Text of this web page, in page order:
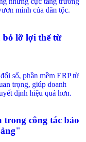
mình của dân tộc.
bỏ lỡ lợi thế từ
số, phần mềm ERP từ
trọng, giúp doanh
định hiệu quả hơn.
công tác bảo